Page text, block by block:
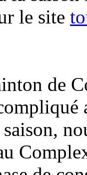
le site
de